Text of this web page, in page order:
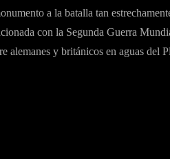
a la batalla tan
con la Segunda Guerra
alemanes y británicos en aguas del